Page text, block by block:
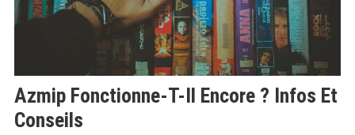
Azmip Fonctionne-T-Il Encore ? Infos Et
Conseils